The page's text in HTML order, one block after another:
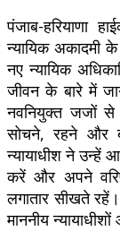
पंजाब-हरियाणा
न्यायिक अकादमी
नए न्यायिक
जीवन के बारे में
नवनियुक्त जजों से
सोचने, रहने और
न्यायाधीश ने उन्हें
करें और अपने
लगातार सीखते
माननीय